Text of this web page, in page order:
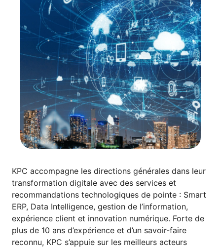
KPC accompagne les directions générales dans leur
transformation digitale avec des services et
recommandations technologiques de pointe : Smart
ERP, Data Intelligence, gestion de l’information,
expérience client et innovation numérique. Forte de
plus de 10 ans d’expérience et d’un savoir-faire
reconnu, KPC s’appuie sur les meilleurs acteurs